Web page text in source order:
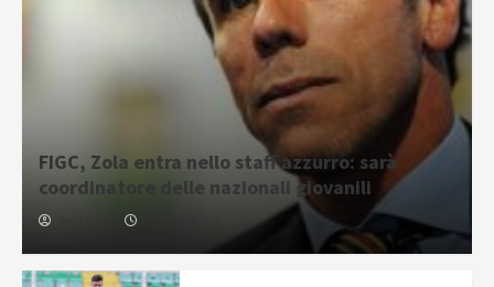
FIGC, Zola entra nello staff azzurro: sarà
coordinatore delle nazionali giovanili